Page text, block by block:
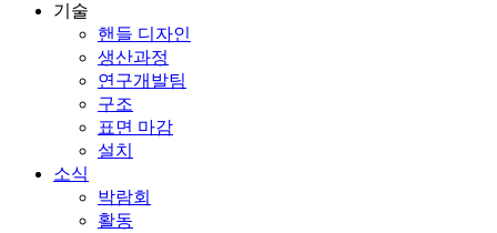
기술
핸들 디자인
생산과정
연구개발팀
구조
표면 마감
설치
소식
박람회
활동